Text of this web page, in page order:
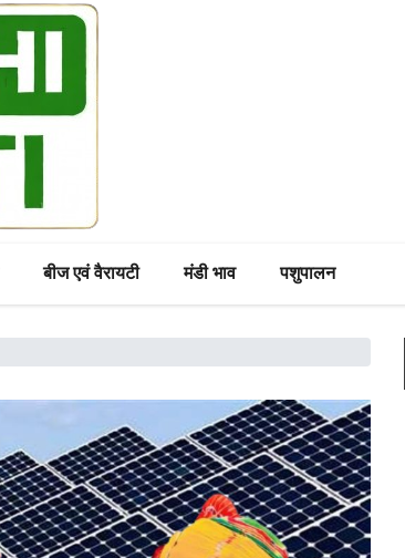
बीज एवं वैरायटी मंडी भाव पशुपालन